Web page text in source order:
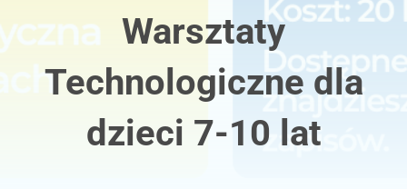
Warsztaty
Technologiczne dla
dzieci 7-10 lat